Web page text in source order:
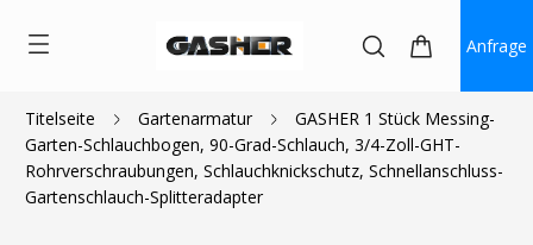
Anfrage
Titelseite Gartenarmatur
GASHER 1 Stück Messing-
Garten-Schlauchbogen, 90-Grad-Schlauch, 3/4-Zoll-GHT-
Rohrverschraubungen, Schlauchknickschutz, Schnellanschluss-
Gartenschlauch-Splitteradapter
$12.49 $7.50